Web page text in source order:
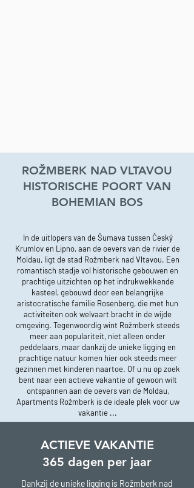
ROŽMBERK NAD VLTAVOU
HISTORISCHE POORT VAN
BOHEMIAN BOS
In de uitlopers van de Šumava tussen Český
Krumlov en Lipno, aan de oevers van de rivier de
Moldau, ligt de stad Rožmberk nad Vltavou. Een
romantisch stadje vol historische gebouwen en
prachtige uitzichten op het indrukwekkende
kasteel, gebouwd door een belangrijke
aristocratische familie Rosenberg, die met hun
activiteiten ook welvaart bracht in de wijde
omgeving. Tegenwoordig wint Rožmberk steeds
meer aan populariteit, niet alleen onder
peddelaars, maar dankzij de unieke ligging en
prachtige natuur komen hier ook steeds meer
gezinnen met kinderen naartoe. Of u nu op zoek
bent naar een actieve vakantie of gewoon wilt
ontspannen aan de oevers van de Moldau,
Apartments Rožmberk is de ideale plek voor uw
vakantie ...
ACTIEVE VAKANTIE
365 dagen per jaar
Dankzij de unieke ligging is Rožmberk nad